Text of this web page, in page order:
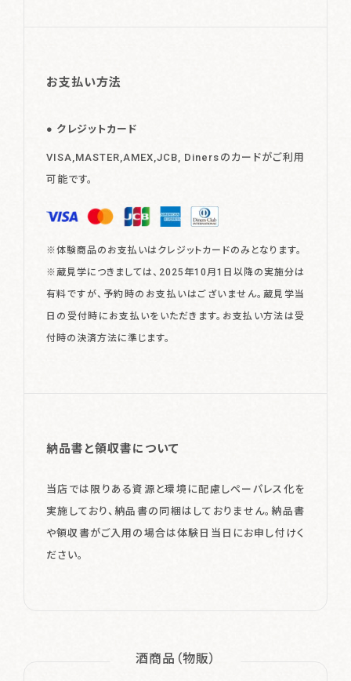
お支払い方法
クレジットカード
VISA,MASTER,AMEX,JCB, Dinersのカードがご利用
可能です。
※体験商品のお支払いはクレジットカードのみとなります。
※蔵見学につきましては、2025年10月1日以降の実施分は
有料ですが、予約時のお支払いはございません。蔵見学当
日の受付時にお支払いをいただきます。お支払い方法は受
付時の決済方法に準じます。
納品書と領収書について
当店では限りある資源と環境に配慮しペーパレス化を
実施しており、納品書の同梱はしておりません。 納品書
や領収書がご入用の場合は体験日当日にお申し付けく
ださい。
酒商品（物販）